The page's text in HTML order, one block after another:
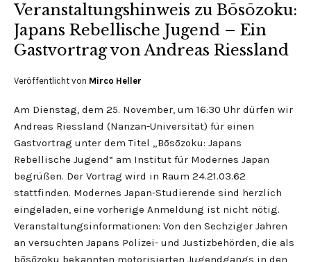
Veranstaltungshinweis zu Bōsōzoku:
Japans Rebellische Jugend – Ein
Gastvortrag von Andreas Riessland
Veröffentlicht von Mirco Heller
Am Dienstag, dem 25. November, um 16:30 Uhr dürfen wir
Andreas Riessland (Nanzan-Universität) für einen
Gastvortrag unter dem Titel „Bōsōzoku: Japans
Rebellische Jugend“ am Institut für Modernes Japan
begrüßen. Der Vortrag wird in Raum 24.21.03.62
stattfinden. Modernes Japan-Studierende sind herzlich
eingeladen, eine vorherige Anmeldung ist nicht nötig.
Veranstaltungsinformationen: Von den Sechziger Jahren
an versuchten Japans Polizei- und Justizbehörden, die als
bōsōzoku bekannten motorisierten Jugendgangs in den